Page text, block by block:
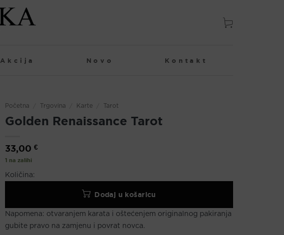
Akcija Novo Kontakt
Početna Trgovina Karte Tarot
Golden Renaissance Tarot
33,00 €
1 na zalihi
Količina:
Dodaj u košaricu
Napomena: otvaranjem karata i oštećenjem originalnog pakiranja
gubite pravo na zamjenu i povrat novca.